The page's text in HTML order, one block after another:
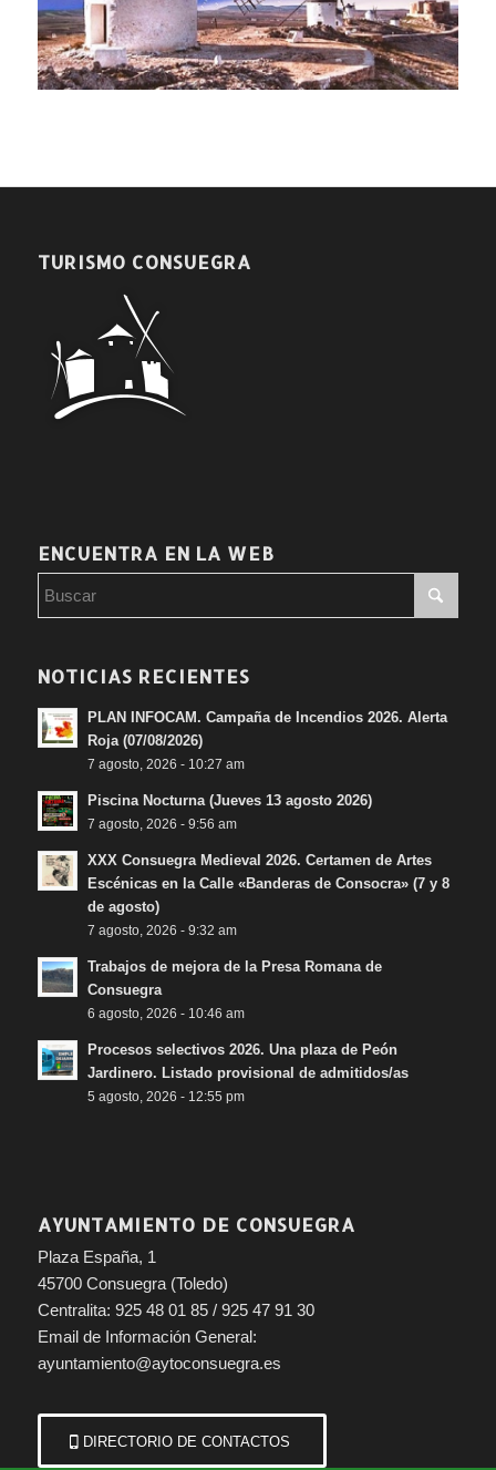
TURISMO CONSUEGRA
ENCUENTRA EN LA WEB
NOTICIAS RECIENTES
PLAN INFOCAM. Campaña de Incendios 2026. Alerta
Roja (07/08/2026)
7 agosto, 2026 - 10:27 am
Piscina Nocturna (Jueves 13 agosto 2026)
7 agosto, 2026 - 9:56 am
XXX Consuegra Medieval 2026. Certamen de Artes
Escénicas en la Calle «Banderas de Consocra» (7 y 8
de agosto)
7 agosto, 2026 - 9:32 am
Trabajos de mejora de la Presa Romana de
Consuegra
6 agosto, 2026 - 10:46 am
Procesos selectivos 2026. Una plaza de Peón
Jardinero. Listado provisional de admitidos/as
5 agosto, 2026 - 12:55 pm
AYUNTAMIENTO DE CONSUEGRA
Plaza España, 1
45700 Consuegra (Toledo)
Centralita: 925 48 01 85 / 925 47 91 30
Email de Información General:
ayuntamiento@aytoconsuegra.es
DIRECTORIO DE CONTACTOS